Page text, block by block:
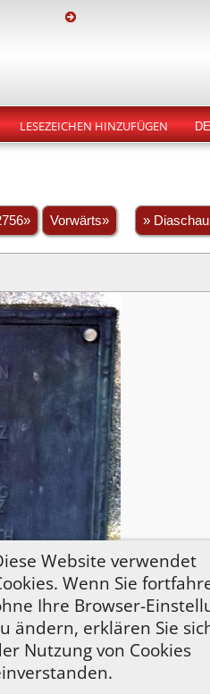
LESEZEICHEN HINZUFÜGEN
Vorwärts» » Diaschau